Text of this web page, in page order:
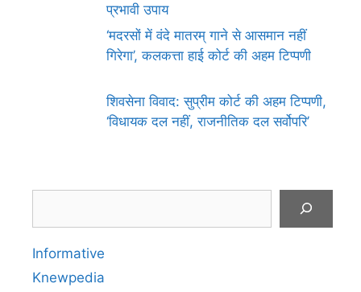
प्रभावी उपाय
‘मदरसों में वंदे मातरम् गाने से आसमान नहीं
गिरेगा’, कलकत्ता हाई कोर्ट की अहम टिप्पणी
शिवसेना विवाद: सुप्रीम कोर्ट की अहम टिप्पणी,
‘विधायक दल नहीं, राजनीतिक दल सर्वोपरि’
Informative
Knewpedia